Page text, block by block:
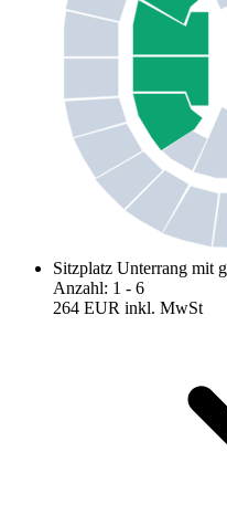
Sitzplatz Unterrang mit
Anzahl: 1 - 6
264 EUR inkl. MwSt